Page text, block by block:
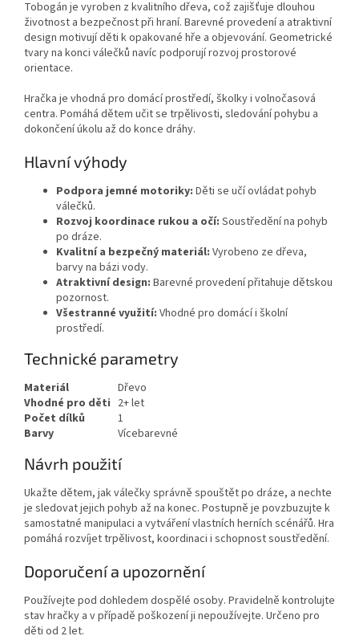
Tobogán je vyroben z kvalitního dřeva, což zajišťuje dlouhou
životnost a bezpečnost při hraní. Barevné provedení a atraktivní
design motivují děti k opakované hře a objevování. Geometrické
tvary na konci válečků navíc podporují rozvoj prostorové
orientace.
Hračka je vhodná pro domácí prostředí, školky i volnočasová
centra. Pomáhá dětem učit se trpělivosti, sledování pohybu a
dokončení úkolu až do konce dráhy.
Hlavní výhody
Podpora jemné motoriky: Děti se učí ovládat pohyb
válečků.
Rozvoj koordinace rukou a očí: Soustředění na pohyb
po dráze.
Kvalitní a bezpečný materiál: Vyrobeno ze dřeva,
barvy na bázi vody.
Atraktivní design: Barevné provedení přitahuje dětskou
pozornost.
Všestranné využití: Vhodné pro domácí i školní
prostředí.
Technické parametry
Materiál
Dřevo
Vhodné pro děti 2+ let
Počet dílků
1
Barvy
Vícebarevné
Návrh použití
Ukažte dětem, jak válečky správně spouštět po dráze, a nechte
je sledovat jejich pohyb až na konec. Postupně je povzbuzujte k
samostatné manipulaci a vytváření vlastních herních scénářů. Hra
pomáhá rozvíjet trpělivost, koordinaci i schopnost soustředění.
Doporučení a upozornění
Používejte pod dohledem dospělé osoby. Pravidelně kontrolujte
stav hračky a v případě poškození ji nepoužívejte. Určeno pro
děti od 2 let.